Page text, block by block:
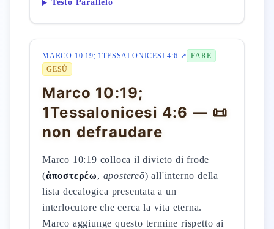
Testo Parallelo
MARCO 10 19; 1TESSALONICESI 4:6 ↗
FARE
GESÙ
Marco 10:19;
1Tessalonicesi 4:6 — 📜
non defraudare
Marco 10:19 colloca il divieto di frode
(ἀποστερέω, apostereō) all'interno della
lista decalogica presentata a un
interlocutore che cerca la vita eterna.
Marco aggiunge questo termine rispetto ai